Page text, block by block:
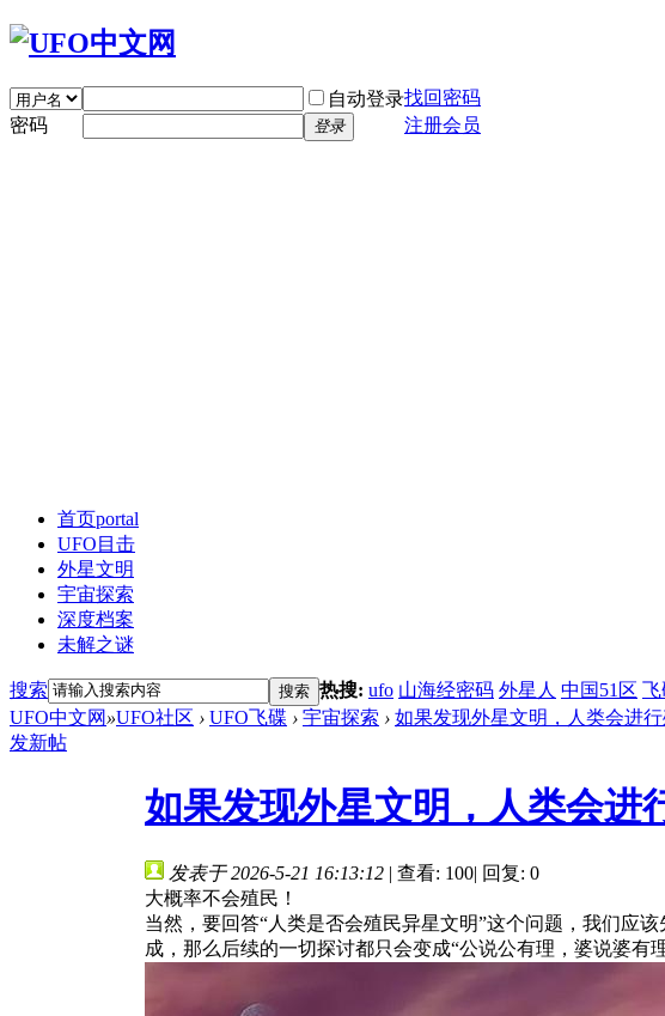
自动登录找回密码
密码
登录 注册会员
首页portal
UFO目击
外星文明
宇宙探索
深度档案
未解之谜
搜索 搜索 热搜: ufo 山海经密码 外星人 中国51区 飞
UFO中文网 »UFO社区 › UFO飞碟 › 宇宙探索 › 如果发现外星文明，人类会进
发新帖
如果发现外星文明，人类会进
发表于 2026-5-21 16:13:12 | 查看: 100| 回复: 0
大概率不会殖民！
当然，要回答“人类是否会殖民异星文明”这个问题，我们应
成，那么后续的一切探讨都只会变成“公说公有理，婆说婆有